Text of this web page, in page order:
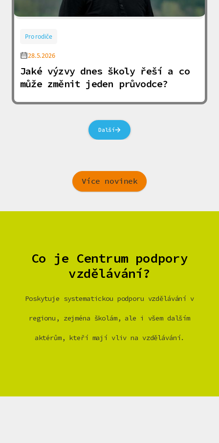
Pro rodiče
28.5.2026
Jaké výzvy dnes školy řeší a co
může změnit jeden průvodce?
Další
Více novinek
Co je Centrum podpory
vzdělávání?
Poskytuje systematickou podporu vzdělávání v
regionu, zejména školám, ale i všem dalším
aktérům, kteří mají vliv na vzdělávání.